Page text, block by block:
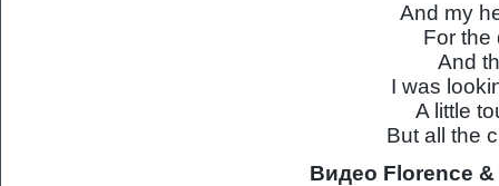
And my
For the
And
I was
A little
But all the
Видео Florence